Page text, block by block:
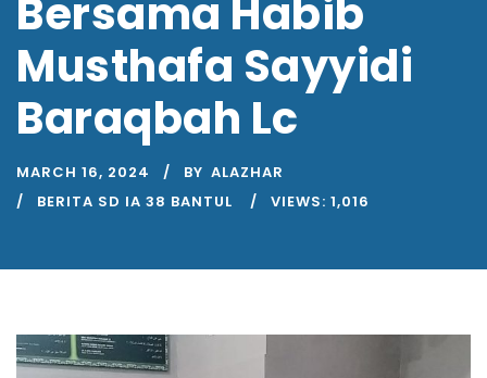
Bersama Habib
Musthafa Sayyidi
Baraqbah Lc
MARCH 16, 2024 BY ALAZHAR
BERITA SD IA 38 BANTUL
VIEWS: 1,016